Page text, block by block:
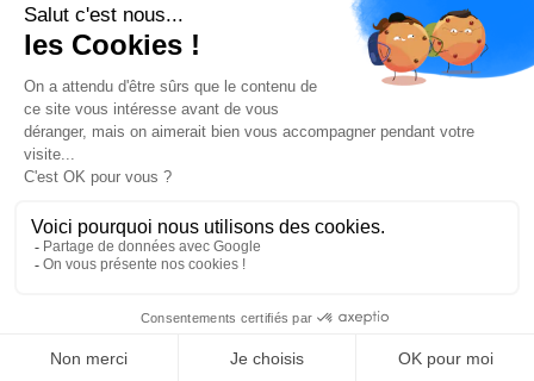
Forum Au Fil du Bain
Nos produits
Gestion des cookies
Mentions légales